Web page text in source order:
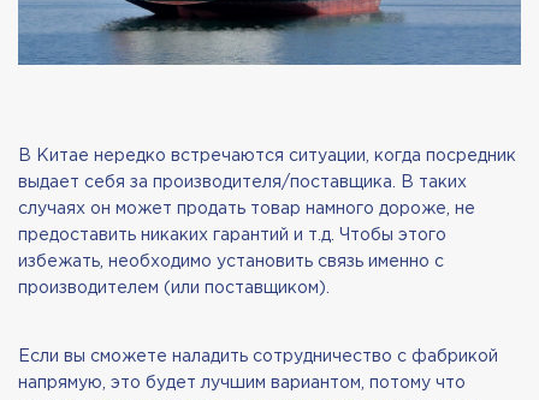
В Китае нередко встречаются ситуации, когда посредник
выдает себя за производителя/поставщика. В таких
случаях он может продать товар намного дороже, не
предоставить никаких гарантий и т.д. Чтобы этого
избежать, необходимо установить связь именно с
производителем (или поставщиком).
Если вы сможете наладить сотрудничество с фабрикой
напрямую, это будет лучшим вариантом, потому что